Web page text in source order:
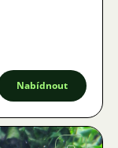
Nabídnout